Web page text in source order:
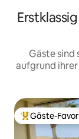
Gäste sind
aufgrund
Beliebter
Gäste-